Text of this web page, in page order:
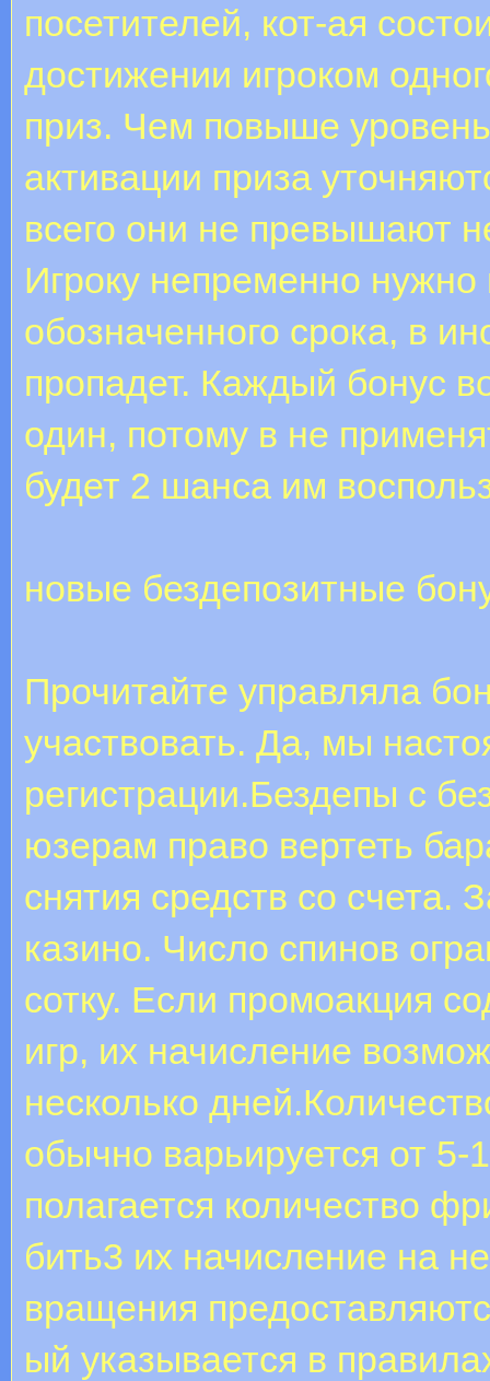
посетителей, кот-ая
достижении игроком
приз. Чем повыше
активации приза
всего они не превышают
Игроку непременно нужно
обозначенного срока, в
пропадет. Каждый бонус
один, потому в не
будет 2 шанса им
новые бездепозитные
Прочитайте управляла
участвовать. Да, мы
регистрации.Бездепы с
юзерам право вертеть
снятия средств со счета.
казино. Число спинов
сотку. Если промоакция
игр, их начисление
несколько
обычно варьируется от 5-
полагается количество
бить3 их начисление на
вращения
ый указывается в